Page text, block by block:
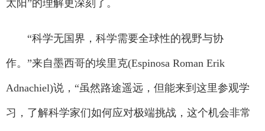
太阳”的理解更深刻了。
“科学无国界，科学需要全球性的视野与协
作。”来自墨西哥的埃里克(Espinosa Roman Erik
Adnachiel)说，“虽然路途遥远，但能来到这里参观学
习，了解科学家们如何应对极端挑战，这个机会非常